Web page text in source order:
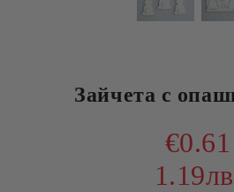
Зайчета с
€0.61